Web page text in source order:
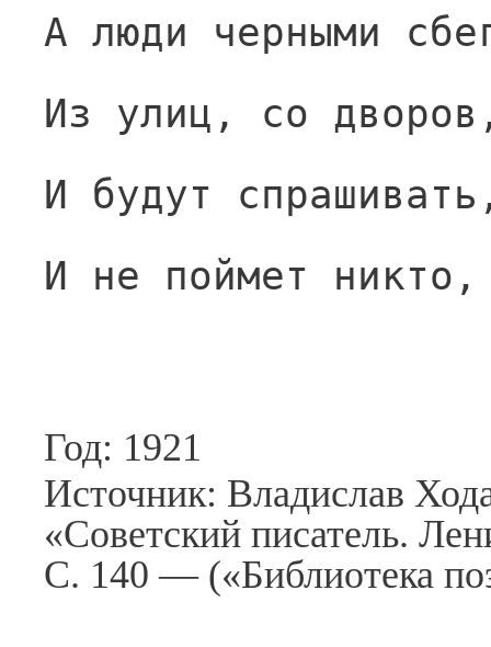
А люди черными
Из улиц, со
И будут
И не поймет
Год: 1921
Источник: Владислав
«Советский писатель.
С. 140 — («Библиотека